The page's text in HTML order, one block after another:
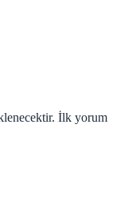
İlk yorum